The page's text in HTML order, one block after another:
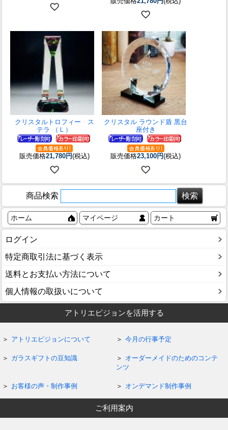
クリスタルトロフィー ス
テラ （Ｌ）
販売価格21,780円(税込)
クリスタル ラウンド盾 黒台
座付き
販売価格23,100円(税込)
商品検索
ホーム マイページ カート
ログイン
特定商取引法に基づく表示
送料とお支払い方法について
個人情報の取扱いについて
アトリエピジョンを活用する
アトリエピジョンについて 今月の行事予定
ガラスギフトの豆知識
オーダーメイドのためのコンテ
ンツ
お客様の声・制作事例 オンデマンド制作事例
ご利用案内